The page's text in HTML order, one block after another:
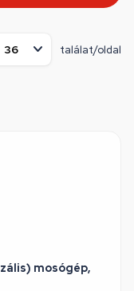
találat/oldal
mosógép,